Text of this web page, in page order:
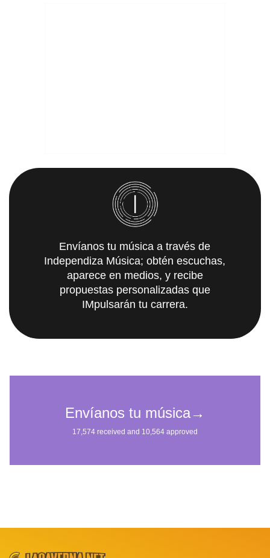
Envíanos tu música a través de
Independiza Música; obtén escuchas,
aparece en medios, y recibe
propuestas personalizadas que
IMpulsarán tu carrera.